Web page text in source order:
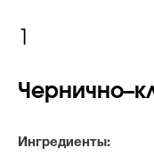
Ингредиенты: